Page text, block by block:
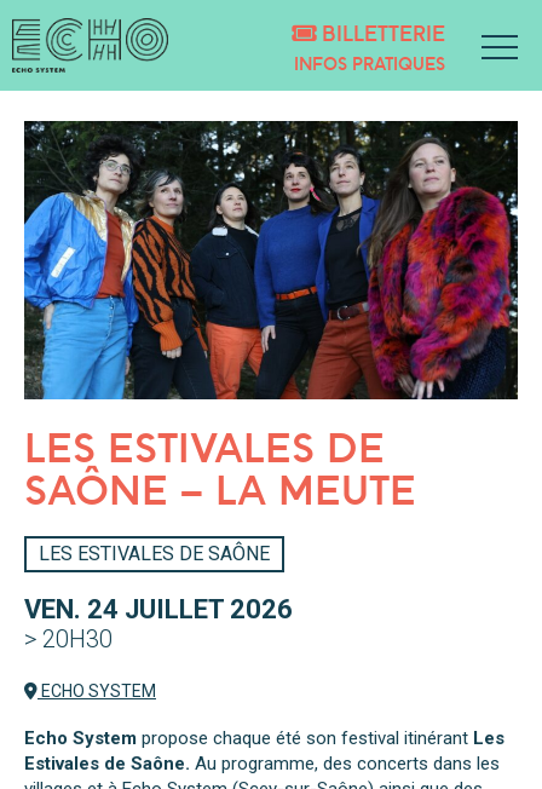
BILLETTERIE
INFOS PRATIQUES
LES ESTIVALES DE
SAÔNE – LA MEUTE
LES ESTIVALES DE SAÔNE
VEN. 24 JUILLET 2026
> 20H30
ECHO SYSTEM
Echo System propose chaque été son festival itinérant Les
Estivales de Saône. Au programme, des concerts dans les